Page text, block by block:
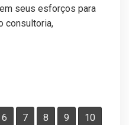
seus esforços para
consultoria,
6 7 8 9 10